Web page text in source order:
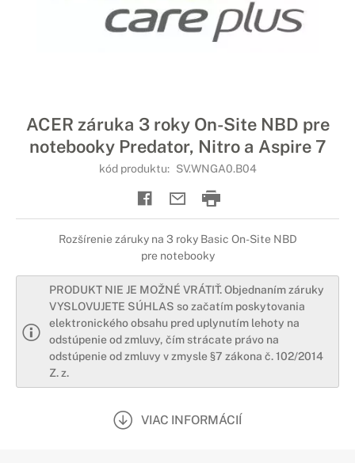
ACER záruka 3 roky On-Site NBD pre
notebooky Predator, Nitro a Aspire 7
kód produktu: SV.WNGA0.B04
Rozšírenie záruky na 3 roky Basic On-Site NBD
pre notebooky
PRODUKT NIE JE MOŽNÉ VRÁTIŤ. Objednaním záruky
VYSLOVUJETE SÚHLAS so začatím poskytovania
elektronického obsahu pred uplynutím lehoty na
odstúpenie od zmluvy, čím strácate právo na
odstúpenie od zmluvy v zmysle §7 zákona č. 102/2014
Z. z.
VIAC INFORMÁCIÍ